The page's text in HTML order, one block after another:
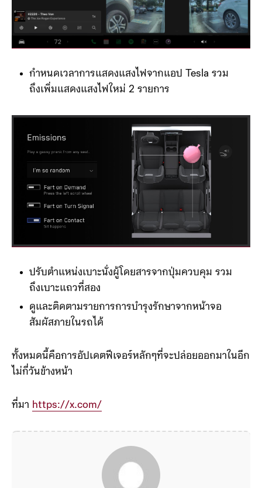
กำหนดเวลาการแสดงแสงไฟจากแอป Tesla รวม
ถึงเพิ่มแสดงแสงไฟใหม่ 2 รายการ
ปรับตำแหน่งเบาะนั่งผู้โดยสารจากปุ่มควบคุม รวม
ถึงเบาะแถวที่สอง
ดูและติดตามรายการการบำรุงรักษาจากหน้าจอ
สัมผัสภายในรถได้
ทั้งหมดนี้คือการอัปเดตฟีเจอร์หลักๆที่จะปล่อยออกมาในอีก
ไม่กี่วันข้างหน้า
ที่มา https://x.com/